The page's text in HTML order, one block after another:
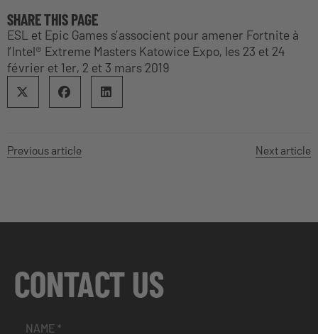
SHARE THIS PAGE
ESL et Epic Games s’associent pour amener Fortnite à
l’Intel® Extreme Masters Katowice Expo, les 23 et 24
février et 1er, 2 et 3 mars 2019
Previous article Next article
CONTACT US